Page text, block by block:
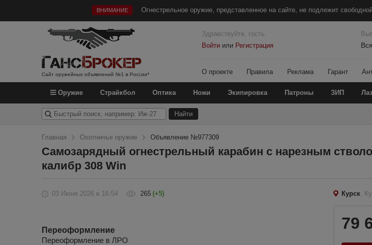
ВНИМАНИЕ Огнестрельное оружие, представленное на сайте, не подлежит
Сайт оружейных объявлений №1 в России*
Здравствуйте, гость
Войтиили Регистрация
О проекте Правила Реклама Гарант
Оружие Страйкбол Оптика Ножи Экипировка Патроны ЗИП
Главная Охотничье оружие Объявление №977309
Самозарядный огнестрельный карабин с нарезным
калибр 308 Win
03 Июня 2026 в 16:54 265 (+5) Курск,
Переоформление
Переоформление в ЛРО
79